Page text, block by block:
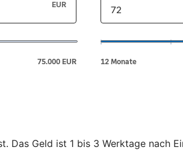
Geld ist 1 bis 3 Werktage nach